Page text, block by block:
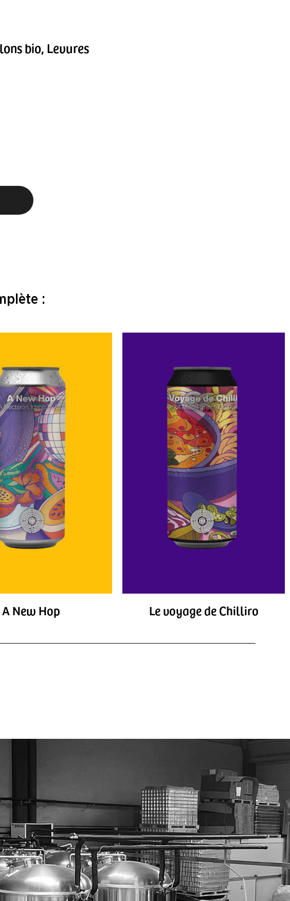
bio, Levures
:
A New Hop Le voyage de Chilliro